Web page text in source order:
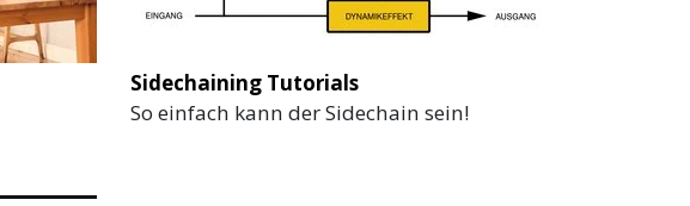
Sidechaining Tutorials
So einfach kann der Sidechain sein!